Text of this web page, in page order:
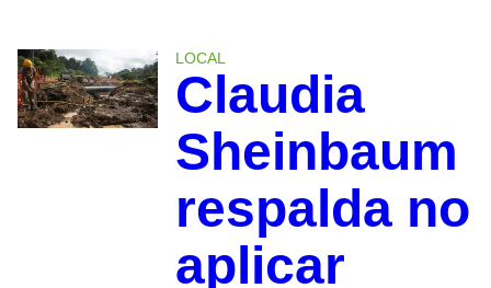
LOCAL
Claudia
Sheinbaum
respalda no
aplicar